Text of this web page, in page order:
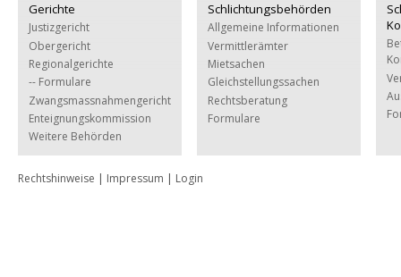
Gerichte
Justizgericht
Obergericht
Regionalgerichte
-- Formulare
Zwangsmassnahmengericht
Enteignungskommission
Weitere Behörden
Schlichtungsbehörden
Allgemeine Informationen
Vermittlerämter
Mietsachen
Gleichstellungssachen
Rechtsberatung
Formulare
Rechtshinweise | Impressum | Login